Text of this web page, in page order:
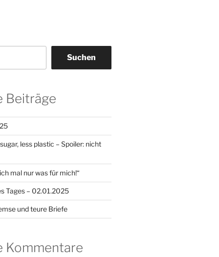
Suchen
Beiträge
less plastic – Spoiler: nicht
mal nur was für mich!“
Tages – 02.01.2025
und teure Briefe
Kommentare